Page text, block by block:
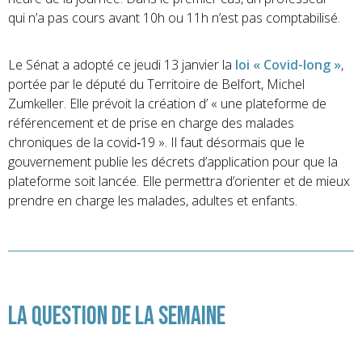
qui n’a pas cours avant 10h ou 11h n’est pas comptabilisé.
Le Sénat a adopté ce jeudi 13 janvier la loi « Covid-long »,
portée par le député du Territoire de Belfort, Michel
Zumkeller. Elle prévoit la création d’ « une plateforme de
référencement et de prise en charge des malades
chroniques de la covid‑19 ». Il faut désormais que le
gouvernement publie les décrets d’application pour que la
plateforme soit lancée. Elle permettra d’orienter et de mieux
prendre en charge les malades, adultes et enfants.
La question de la semaine